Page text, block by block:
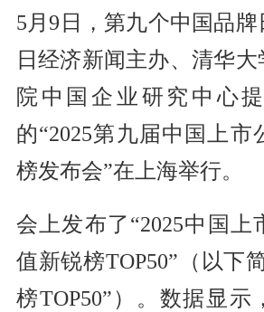
5月9日，第九个中国品
日经济新闻主办、清华
院中国企业研究中心
的“2025第九届中国上市
榜发布会”在上海举行。
会上发布了“2025中国上
值新锐榜TOP50”（以下
榜TOP50”）。数据显示